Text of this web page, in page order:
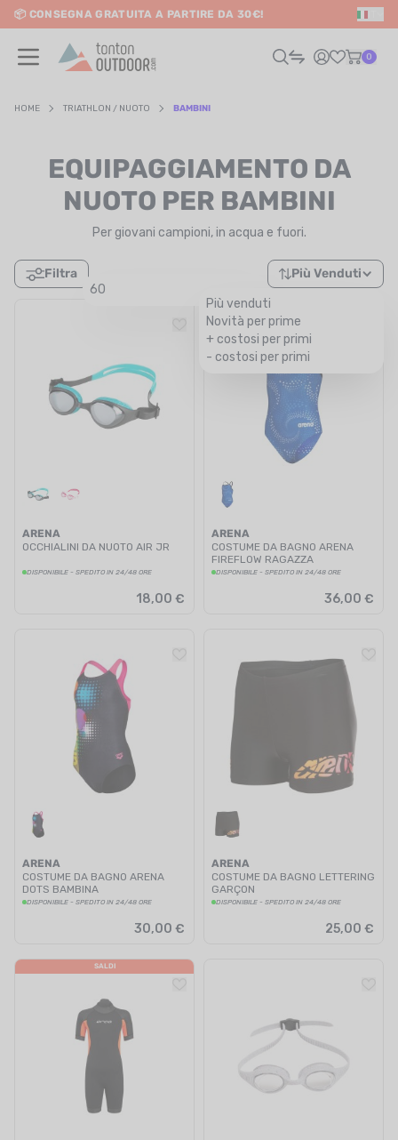
content
📦 CONSEGNA GRATUITA A PARTIRE DA 30€!
0
/ VIAGGIO
CONTATTO
HOME TRIATHLON / NUOTO BAMBINI
EQUIPAGGIAMENTO DA
NUOTO PER BAMBINI
Per giovani campioni, in acqua e fuori.
Filtra
60
Più Venduti
Più venduti
Novità per prime
+ costosi per primi
- costosi per primi
ARENA
OCCHIALINI DA NUOTO AIR JR
DISPONIBILE - SPEDITO IN 24/48 ORE
18,00 €
ARENA
COSTUME DA BAGNO ARENA
FIREFLOW RAGAZZA
DISPONIBILE - SPEDITO IN 24/48 ORE
36,00 €
ARENA
COSTUME DA BAGNO ARENA
DOTS BAMBINA
DISPONIBILE - SPEDITO IN 24/48 ORE
30,00 €
ARENA
COSTUME DA BAGNO LETTERING
GARÇON
DISPONIBILE - SPEDITO IN 24/48 ORE
25,00 €
SALDI